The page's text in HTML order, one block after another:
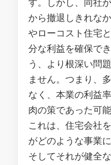
から撤退しきれな
やローコスト住宅
分な利益を確保で
う、より根深い問
ません。つまり、
なく、本業の利益
肉の策であった可
これは、住宅会社
がどのような事業
そしてそれが健全